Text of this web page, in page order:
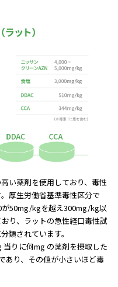
い薬剤を使用しており、毒性
厚生労働省基準毒性区分で
50mg/kgを越え300mg/kg以
り、ラットの急性経口毒性試
類されています。
りに何mg の薬剤を摂取した
あり、その値が小さいほど毒